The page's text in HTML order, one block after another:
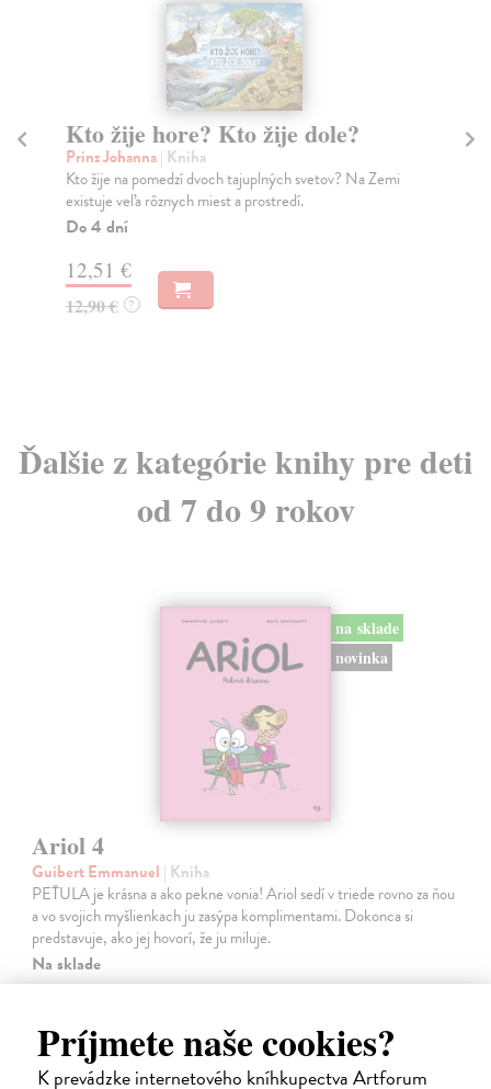
Príjmete naše cookies?
K prevádzke internetového kníhkupectva Artforum
Kto žije hore? Kto žije dole?
Prinz Johanna| Kniha
Kto žije na pomedzí dvoch tajuplných svetov? Na Zemi
existuje veľa rôznych miest a prostredí.
Do 4 dní
12,51 €
12,90 € ?
Ďalšie z kategórie knihy pre deti
od 7 do 9 rokov
na sklade
novinka
Ariol 4
Guibert Emmanuel | Kniha
PEŤULA je krásna a ako pekne vonia! Ariol sedí v triede rovno za ňou
a vo svojich myšlienkach ju zasýpa komplimentami. Dokonca si
predstavuje, ako jej hovorí, že ju miluje.
Na sklade
18,00 € ?